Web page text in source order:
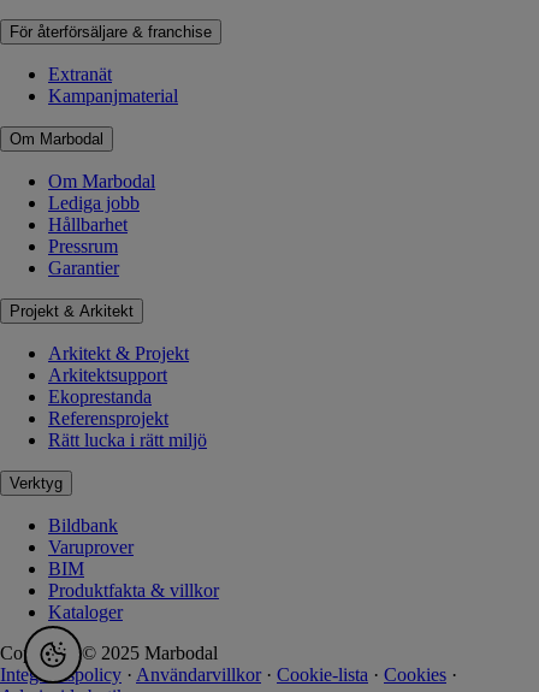
För återförsäljare & franchise
Extranät
Kampanjmaterial
Om Marbodal
Om Marbodal
Lediga jobb
Hållbarhet
Pressrum
Garantier
Projekt & Arkitekt
Arkitekt & Projekt
Arkitektsupport
Ekoprestanda
Referensprojekt
Rätt lucka i rätt miljö
Verktyg
Bildbank
Varuprover
BIM
Produktfakta & villkor
Kataloger
Copyright © 2025 Marbodal
Integritetspolicy · Användarvillkor · Cookie-lista · Cookies ·